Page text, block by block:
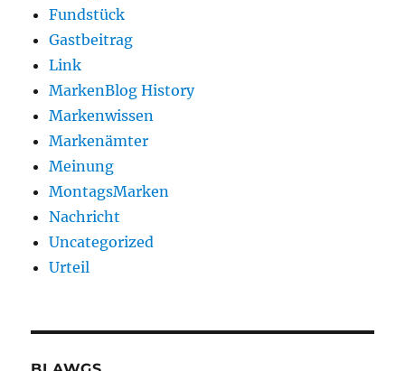
Fundstück
Gastbeitrag
Link
MarkenBlog History
Markenwissen
Markenämter
Meinung
MontagsMarken
Nachricht
Uncategorized
Urteil